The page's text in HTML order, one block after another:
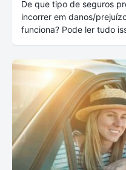
De que tipo de seguros
incorrer em danos/
funciona? Pode ler tudo